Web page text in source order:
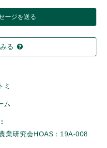
ージを送る
る
ミ
ム
業研究会HOAS：19A-008